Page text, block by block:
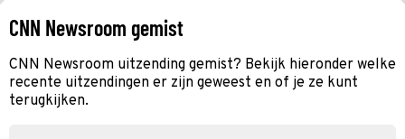
CNN Newsroom gemist
CNN Newsroom uitzending gemist? Bekijk hieronder welke
recente uitzendingen er zijn geweest en of je ze kunt
terugkijken.